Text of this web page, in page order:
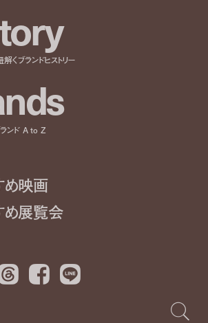
ory
くブランドヒストリー
nds
ランド A to Z
映画
展覧会
Facebook LINE